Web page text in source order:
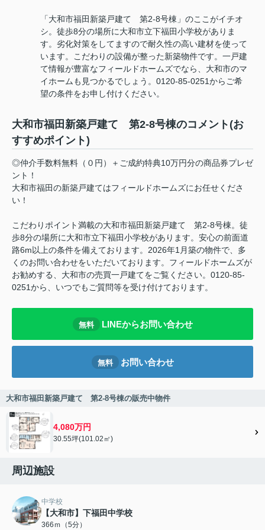
「大和市福田新築戸建て 第2-8号棟」のここがイチオ
シ。徒歩8分の場所に大和市立下福田小学校がありま
す。劣化対策をしてますので耐久性の高い建材を使って
います。こだわりの設備が整った新築物件です。一戸建
て情報が豊富なフィールドホームズでなら、大和市のマ
イホームも見つかるでしょう。0120-85-0251からご希
望の条件をお申し付けください。
大和市福田新築戸建て 第2-8号棟のコメント(お
すすめポイント)
◎仲介手数料無料（０円）＋ご成約特典10万円分の商品券プレゼ
ント！
大和市福田の新築戸建てはフィールドホームズにお任せくださ
い！
こだわりポイント満載の大和市福田新築戸建て 第2-8号棟。徒
歩8分の場所に大和市立下福田小学校があります。安心の前面道
路6m以上の条件を備えております。2026年1月築の物件で、多
くのお問い合わせをいただいております。フィールドホームズが
お勧めする、大和市の売買一戸建てをご覧ください。0120-85-
0251から、いつでもご質問等を受け付けております。
無料 LINEからお問い合わせ
無料 お問い合わせ
大和市福田新築戸建て 第2-8号棟の販売中物件
4,080万円
30.55坪(101.02㎡)
周辺施設
中学校
【大和市】下福田中学校
366ｍ（5分）